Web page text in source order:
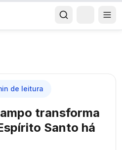
de leitura
transforma
Santo há